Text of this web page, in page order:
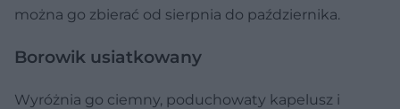
można go zbierać od sierpnia do października.
Borowik usiatkowany
Wyróżnia go ciemny, poduchowaty kapelusz i